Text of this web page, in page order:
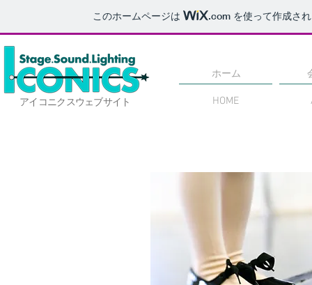
このホームページは .com を使って作成さ
アイコニクスウェブサイト
ホーム
HOME